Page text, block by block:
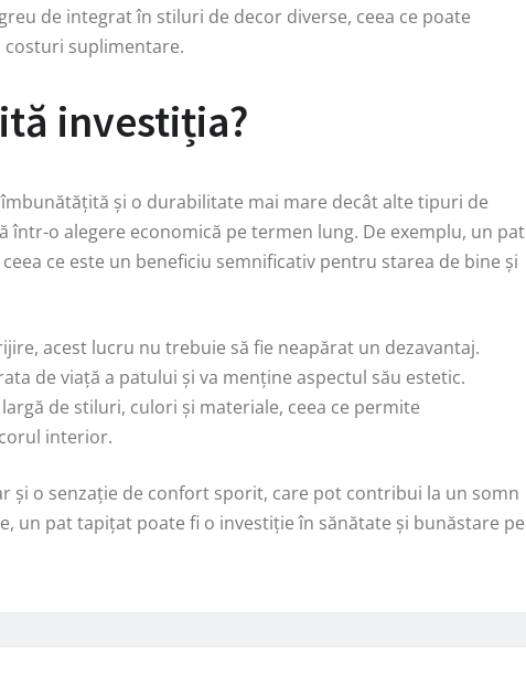
de integrat în stiluri de decor diverse, ceea ce poate
costuri suplimentare.
investiția?
și o durabilitate mai mare decât alte tipuri de
o alegere economică pe termen lung. De exemplu, un pat
ce este un beneficiu semnificativ pentru starea de bine și
acest lucru nu trebuie să fie neapărat un dezavantaj.
de viață a patului și va menține aspectul său estetic.
de stiluri, culori și materiale, ceea ce permite
interior.
și o senzație de confort sporit, care pot contribui la un somn
un pat tapițat poate fi o investiție în sănătate și bunăstare pe